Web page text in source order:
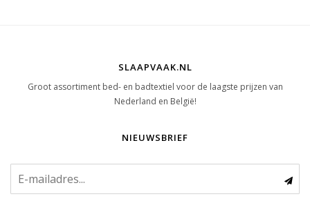
SLAAPVAAK.NL
Groot assortiment bed- en badtextiel voor de laagste prijzen van
Nederland en België!
NIEUWSBRIEF